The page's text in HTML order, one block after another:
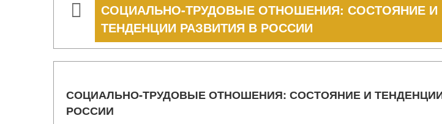
СОЦИАЛЬНО-ТРУДОВЫЕ ОТНОШЕНИЯ: СОСТОЯНИЕ И
ТЕНДЕНЦИИ РАЗВИТИЯ В РОССИИ
СОЦИАЛЬНО-ТРУДОВЫЕ ОТНОШЕНИЯ: СОСТОЯНИЕ И
РОССИИ